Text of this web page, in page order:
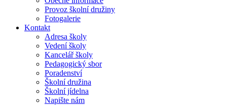
Provoz školní družiny
Fotogalerie
Kontakt
Adresa školy
Vedení školy
Kancelář školy
Pedagogický sbor
Poradenství
Školní družina
Školní jídelna
Napište nám